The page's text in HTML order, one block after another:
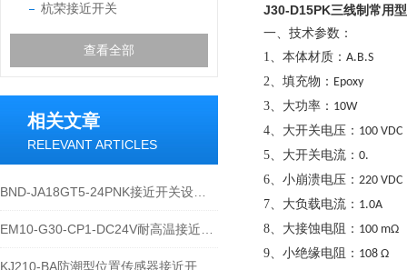
杭荣接近开关
查看全部
相关文章
RELEVANT ARTICLES
J30-D15PK三线制常用
一、技术参数：
1、 本体材质 ： A.B.S
2、 填充物 ： Epoxy
3、 大功率 ： 10W
4、 大开关电压 ： 100 VDC
5、 大开关电流 ： 0.
6、 小崩溃电压 ： 220 VDC
7、 大负载电流 ： 1.0A
8、 大接蚀电阻 ： 100 mΩ
9、 小绝缘电阻 ： 108 Ω